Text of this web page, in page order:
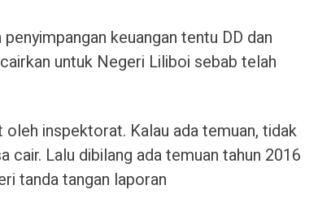
keuangan tentu DD dan
untuk Negeri Liliboi sebab telah
oleh inspektorat. Kalau ada temuan, tidak
cair. Lalu dibilang ada temuan tahun 2016
tanda tangan laporan